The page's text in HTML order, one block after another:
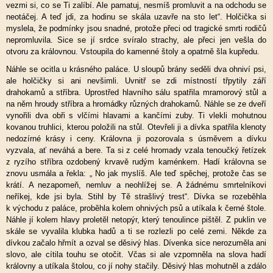
vezmi si, co se Ti zalíbí. Ale pamatuj, nesmíš promluvit a na odchodu se
neotáčej. A teď jdi, za hodinu se skála uzavře na sto let“. Holčička si
myslela, že podmínky jsou snadné, protože přeci od tragické smrti rodičů
nepromluvila. Sice se jí srdce svíralo strachy, ale přeci jen vešla do
otvoru za královnou. Vstoupila do kamenné štoly a opatrně šla kupředu.
Náhle se ocitla u krásného paláce. U sloupů brány seděli dva ohniví psi,
ale holčičky si ani nevšimli. Uvnitř se zdi místností třpytily září
drahokamů a stříbra. Uprostřed hlavního sálu spatřila mramorový stůl a
na něm hroudy stříbra a hromádky různých drahokamů. Náhle se ze dveří
vynořili dva obři s vlčími hlavami a kančími zuby. Ti vlekli mohutnou
kovanou truhlici, kterou položili na stůl. Otevřeli ji a dívka spatřila klenoty
nedozírné krásy i ceny. Královna ji pozorovala s úsměvem a dívku
vyzvala, ať neváhá a bere. Ta si z celé hromady vzala tenoučký řetízek
z ryzího stříbra ozdobený krvavě rudým kaménkem. Hadí královna se
znovu usmála a řekla: „ No jak myslíš. Ale teď spěchej, protože čas se
krátí. A nezapomeň, nemluv a neohlížej se. A žádnému smrtelníkovi
neříkej, kde jsi byla. Stihl by Tě strašlivý trest“. Dívka se rozeběhla
k východu z paláce, proběhla kolem ohnivých psů a utíkala k černé štole.
Náhle jí kolem hlavy proletěl netopýr, který tenoulince pištěl. Z puklin ve
skále se vyvalila klubka hadů a ti se rozlezli po celé zemi. Někde za
dívkou začalo hřmít a ozval se děsivý hlas. Dívenka sice nerozuměla ani
slovo, ale cítila touhu se otočit. Včas si ale vzpomněla na slova hadí
královny a utíkala štolou, co jí nohy stačily. Děsivý hlas mohutněl a zdálo